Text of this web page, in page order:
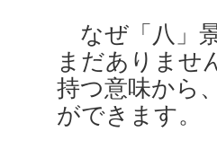
なぜ「八」
まだありませ
持つ意味から
ができます。